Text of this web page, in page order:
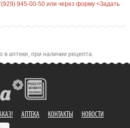
945-00-50 или через форму <Задать
в аптеке, при наличии рецепта.
АПТЕКА КОНТАКТЫ НОВОСТИ